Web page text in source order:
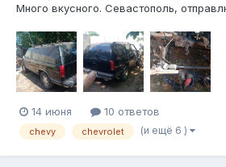
Много вкусного. Севастополь,
431f-bcc4-2f41f3e290ed.jfif b48d7e42-
14d43e1ad21c.jfif 7f7b040f-6fc2-485e-
14 июня 10 ответов
chevy chevrolet (и ещё 6 )